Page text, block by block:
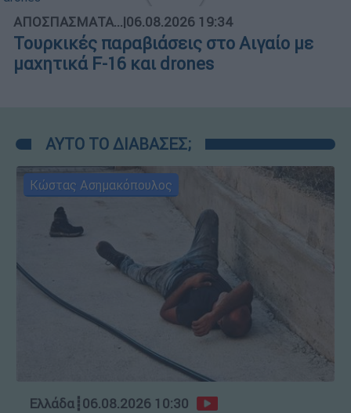
ΑΠΟΣΠΑΣΜΑΤΑ...|06.08.2026 19:34
Τουρκικές παραβιάσεις στο Αιγαίο με
μαχητικά F-16 και drones
ΑΥΤΟ ΤΟ ΔΙΑΒΑΣΕΣ;
Κώστας Ασημακόπουλος
Ελλάδα┋06.08.2026 10:30